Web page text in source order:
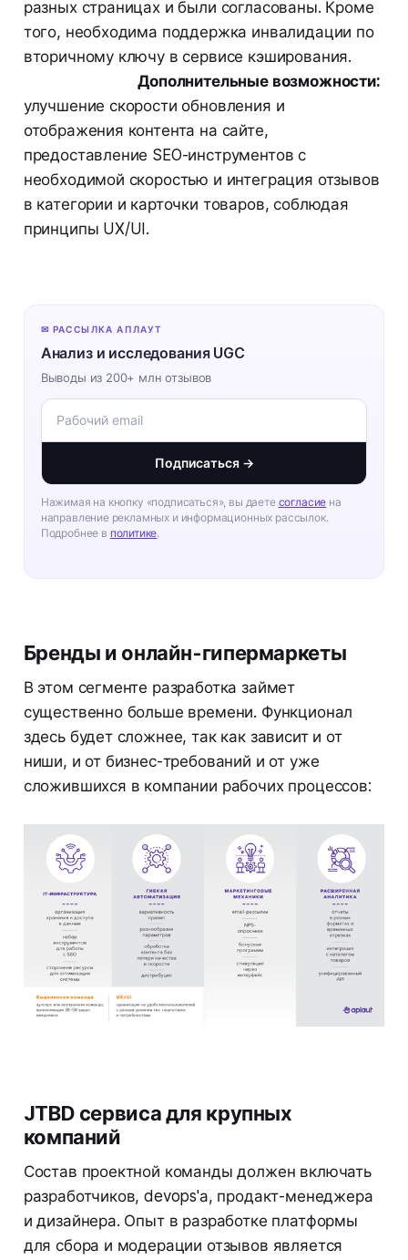
разных страницах и были согласованы. Кроме
того, необходима поддержка инвалидации по
вторичному ключу в сервисе кэширования.
Дополнительные возможности:
улучшение скорости обновления и
отображения контента на сайте,
предоставление SEO-инструментов с
необходимой скоростью и интеграция отзывов
в категории и карточки товаров, соблюдая
принципы UX/UI.
✉ РАССЫЛКА АПЛАУТ
Анализ и исследования UGC
Выводы из 200+ млн отзывов
Подписаться →
Нажимая на кнопку «подписаться», вы даете согласие на
направление рекламных и информационных рассылок.
Подробнее в политике.
Бренды и онлайн-гипермаркеты
В этом сегменте разработка займет
существенно больше времени. Функционал
здесь будет сложнее, так как зависит и от
ниши, и от бизнес-требований и от уже
сложившихся в компании рабочих процессов:
JTBD сервиса для крупных
компаний
Состав проектной команды должен включать
разработчиков, devops'а, продакт-менеджера
и дизайнера. Опыт в разработке платформы
для сбора и модерации отзывов является